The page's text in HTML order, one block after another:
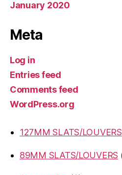
January 2020
Meta
Log in
Entries feed
Comments feed
WordPress.org
127MM SLATS/LOUVERS
89MM SLATS/LOUVERS